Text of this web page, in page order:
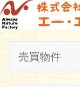
売買物件